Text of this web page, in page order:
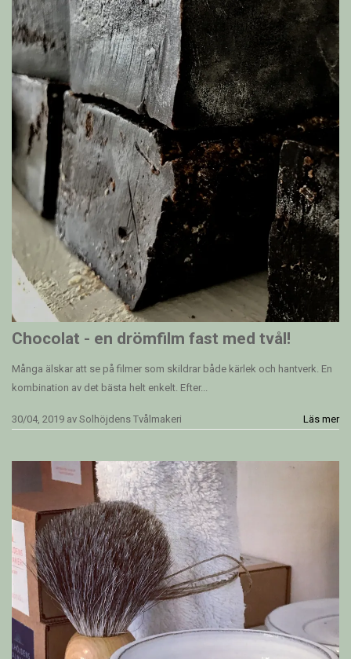
Chocolat - en drömfilm fast med tvål!
Många älskar att se på filmer som skildrar både kärlek och hantverk. En
kombination av det bästa helt enkelt. Efter...
30/04, 2019 av Solhöjdens Tvålmakeri Läs mer